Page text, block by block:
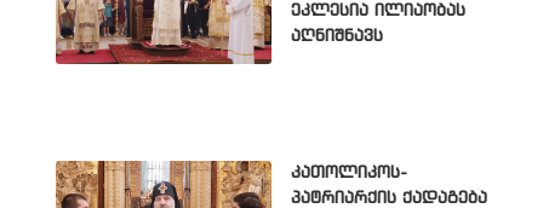
ეკლესია ილიაობას
აღნიშნავს
კათოლიკოს-
პატრიარქის ქადაგება